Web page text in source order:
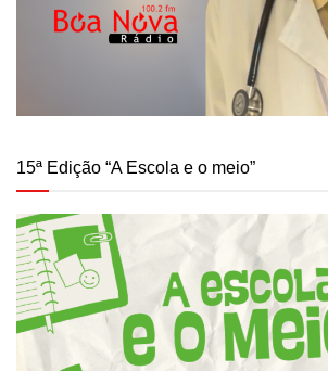
15ª Edição “A Escola e o meio”